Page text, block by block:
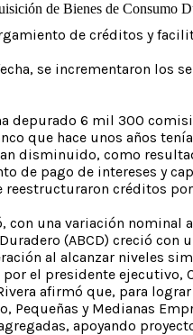
de Bienes de Consumo
de créditos y
se incrementaron los
depurado 6 mil 300
que hace unos años
disminuido, como
de pago de intereses y
créditos
una variación
(ABCD) creció
al alcanzar niveles
el presidente ejecutivo,
afirmó que, para
y Medianas
apoyando